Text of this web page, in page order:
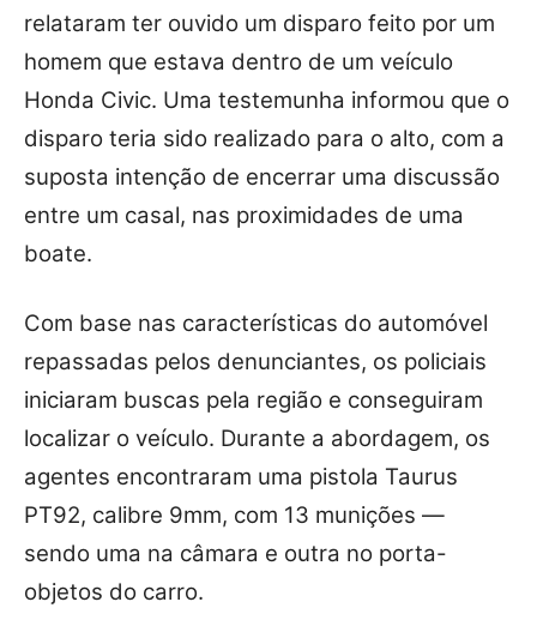
relataram ter ouvido um disparo feito por um
homem que estava dentro de um veículo
Honda Civic. Uma testemunha informou que o
disparo teria sido realizado para o alto, com a
suposta intenção de encerrar uma discussão
entre um casal, nas proximidades de uma
boate.
Com base nas características do automóvel
repassadas pelos denunciantes, os policiais
iniciaram buscas pela região e conseguiram
localizar o veículo. Durante a abordagem, os
agentes encontraram uma pistola Taurus
PT92, calibre 9mm, com 13 munições —
sendo uma na câmara e outra no porta-
objetos do carro.